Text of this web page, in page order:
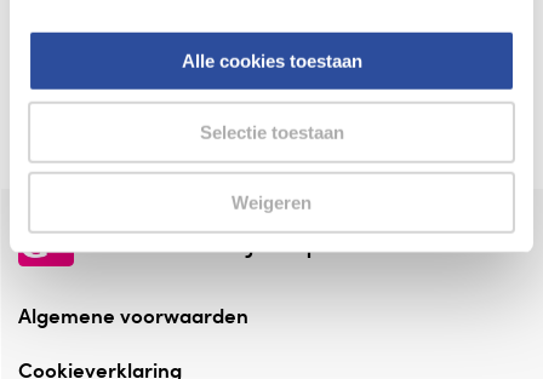
Alle cookies toestaan
Selectie toestaan
Weigeren
Altijd onze folder bij de hand
Check onze folders ⁠bij AlleFolders.
de vriendelijke specialist
Algemene voorwaarden
Cookieverklaring